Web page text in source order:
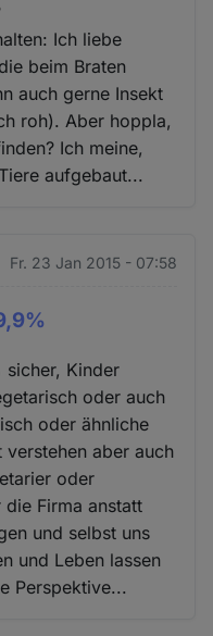
Ich liebe
beim Braten
auch gerne Insekt
roh). Aber hoppla,
Ich meine,
aufgebaut...
Fr. 23 Jan 2015 - 07:58
Kinder
oder auch
oder ähnliche
aber auch
oder
Firma anstatt
und selbst uns
und Leben lassen
Perspektive...